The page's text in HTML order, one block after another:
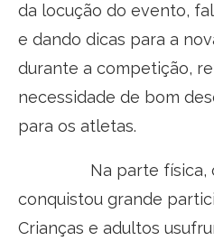
da locução do evento,
e dando dicas para a
durante a competição,
necessidade de bom
para os atletas.
Na parte física, o
conquistou grande
Crianças e adultos